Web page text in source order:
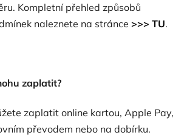
Kompletní přehled způsobů
naleznete na stránce >>> TU.
zaplatit?
zaplatit online kartou, Apple Pay,
převodem nebo na dobírku.